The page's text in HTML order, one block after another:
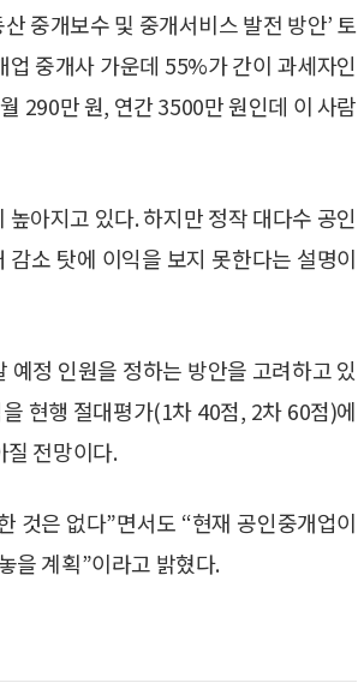
중개보수 및 중개서비스 발전 방안’ 토
중개사 가운데 55%가 간이 과세자인
290만 원, 연간 3500만 원인데 이 사람
아지고 있다. 하지만 정작 대다수 공인
소 탓에 이익을 보지 못한다는 설명이
정 인원을 정하는 방안을 고려하고 있
현행 절대평가(1차 40점, 2차 60점)에
질 전망이다.
것은 없다”면서도 “현재 공인중개업이
을 계획”이라고 밝혔다.